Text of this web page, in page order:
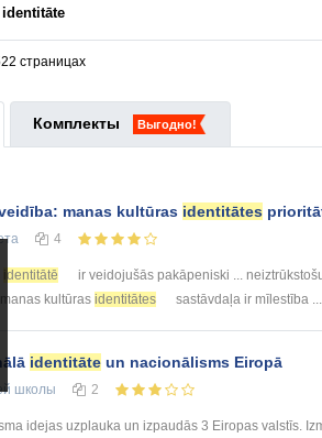
identitāte
страницах
Комплекты Выгодно!
manas kultūras identitātes
4
identitātē ir veidojušās pakāpeniski ...
kultūras identitātes sastāvdaļa ir mīlestība ...
identitāte un nacionālisms Eiropā
школы 2
idejas uzplauka un izpaudās 3 Eiropas valstīs.